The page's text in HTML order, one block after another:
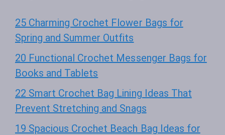
25 Charming Crochet Flower Bags for
Spring and Summer Outfits
20 Functional Crochet Messenger Bags for
Books and Tablets
22 Smart Crochet Bag Lining Ideas That
Prevent Stretching and Snags
19 Spacious Crochet Beach Bag Ideas for